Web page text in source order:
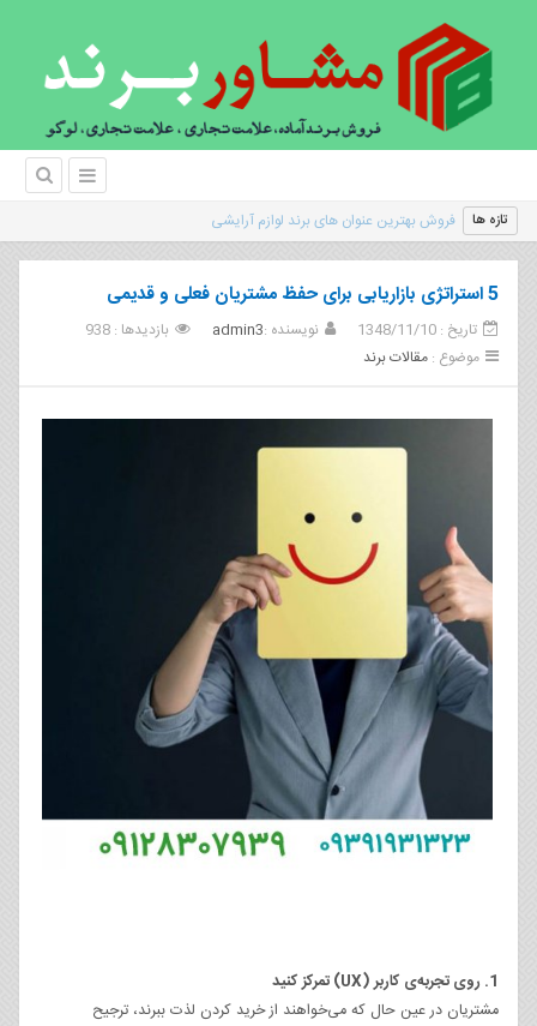
تازه ها |
5 استراتژی بازاریابی برای حفظ مشتریان فعلی و قدیمی
تاریخ : 1348/11/10 نویسنده :admin3
بازدیدها : 938
موضوع : مقالات برند
1. روی تجربه‌ی کاربر (UX) تمرکز کنید
مشتریان در عین حال که می‌خواهند از خرید کردن لذت ببرند، ترجیح